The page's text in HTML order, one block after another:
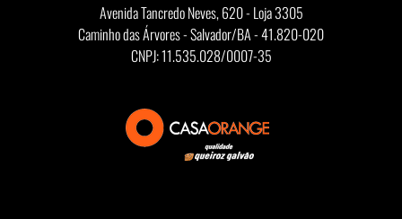
Avenida Tancredo Neves, 620 - Loja 3305
Caminho das Árvores - Salvador/BA - 41.820-020
CNPJ: 11.535.028/0007-35